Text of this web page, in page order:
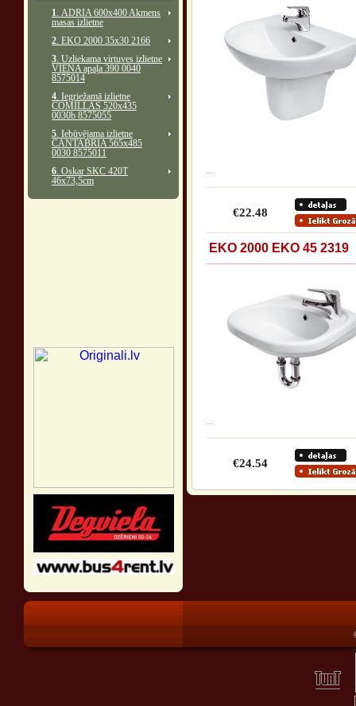
1. ADRIA 600x400 Akmens
masas izlietne
2. EKO 2000 35x30 2166
3. Uzliekama virtuves izlietne
VIENA apaļa 390 0040
8575014
4. Iegriežamā izlietne
COMILLAS 520x435
0030b 8575055
5. Iebūvējama izlietne
CANTABRIA 565x485
0030 8575011
6. Oskar SKC 420T
46x73,5cm
€22.48
EKO 2000 EKO 45 2319
€24.54